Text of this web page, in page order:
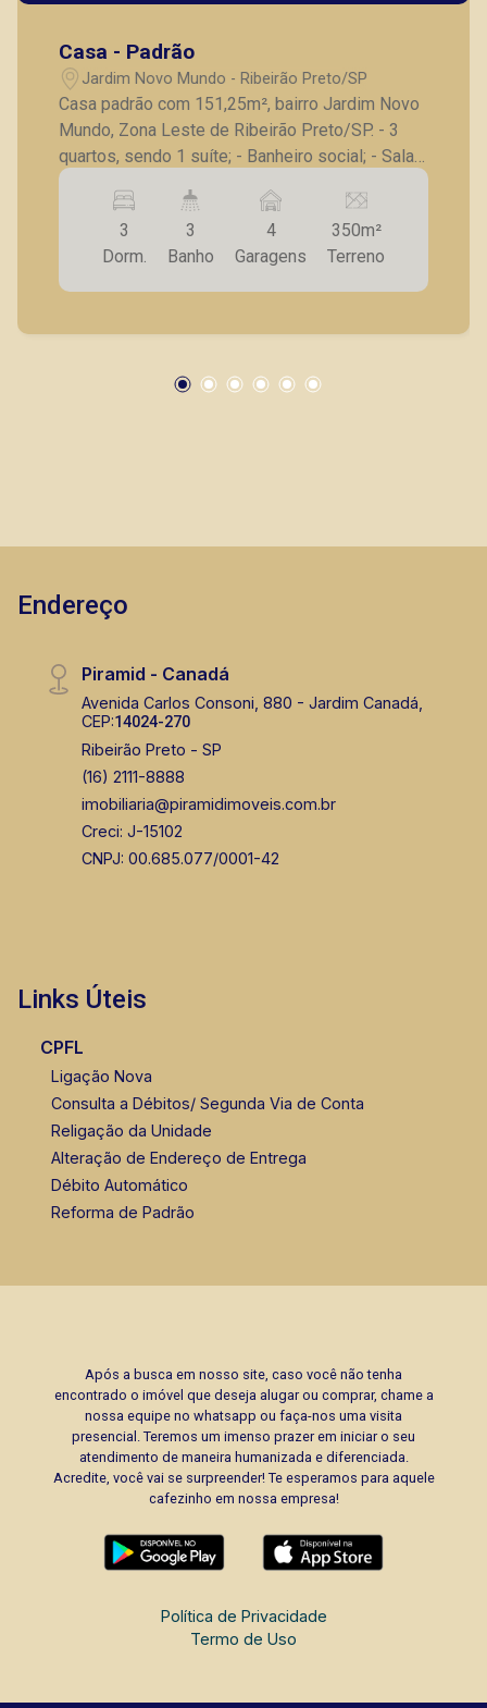
Fátima Spadaro
CRECI 119074 - Venda
(16) 99105-3578
Corretor(a) Online
CORRETOR DE PLANTÃO
Bráulio Alvarez
Murilo Bazilio
(16) 98119-7226
Corretor(a) Online
Marcos Antonio Ferreira
CRECI 82740 - Venda
Corretor(a) Online
Casa - Padrão
Jardim Novo Mundo - Ribeirão Preto/SP
Casa padrão com 151,25m², bairro Jardim Novo
Mundo, Zona Leste de Ribeirão Preto/SP. - 3
quartos, sendo 1 suíte; - Banheiro social; - Sala
de estar; - Copa; - Cozinha; - Área de serviço; -
Quintal; - Varanda; - Jardim de inverno; - Piso
frio em todos os ambientes; - Ventiladores
instalados; - 4 vagas de garagem. A Piramid tem
como objetivo atender seus clientes com
imóveis prontos, usados ou mesmo nos
3
Dorm.
3
Banho
4
Garagens
350m²
Terreno
Endereço
Piramid - Canadá
Avenida Carlos Consoni, 880 - Jardim Canadá,
CEP:14024-270
Ribeirão Preto - SP
(16) 2111-8888
imobiliaria@piramidimoveis.com.br
Creci: J-15102
CNPJ: 00.685.077/0001-42
Links Úteis
CPFL
Ligação Nova
Consulta a Débitos/ Segunda Via de Conta
Religação da Unidade
Alteração de Endereço de Entrega
Débito Automático
Reforma de Padrão
Após a busca em nosso site, caso você não tenha
encontrado o imóvel que deseja alugar ou comprar, chame a
nossa equipe no whatsapp ou faça-nos uma visita
presencial. Teremos um imenso prazer em iniciar o seu
atendimento de maneira humanizada e diferenciada.
Acredite, você vai se surpreender! Te esperamos para aquele
cafezinho em nossa empresa!
Política de Privacidade
Termo de Uso